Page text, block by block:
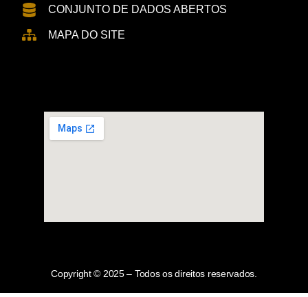
CONJUNTO DE DADOS ABERTOS
MAPA DO SITE
Copyright © 2025 – Todos os direitos reservados.